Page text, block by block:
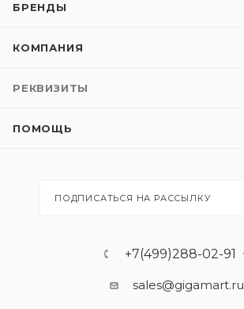
БРЕНДЫ
КОМПАНИЯ
РЕКВИЗИТЫ
ПОМОЩЬ
ПОДПИСАТЬСЯ НА РАССЫЛКУ
+7(499)288-02-91
sales@gigamart.ru